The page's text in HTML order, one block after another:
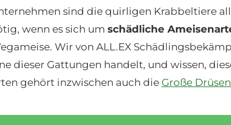
sind die quirligen Krabbeltiere
wenn es sich um schädliche
Wir von ALL.EX
dieser Gattungen handelt, und wissen,
gehört inzwischen auch die Große